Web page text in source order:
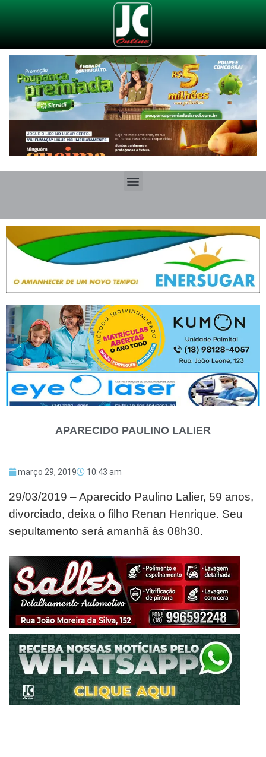
APARECIDO PAULINO LALIER
março 29, 2019 10:43 am
29/03/2019 – Aparecido Paulino Lalier, 59 anos,
divorciado, deixa o filho Renan Henrique. Seu
sepultamento será amanhã às 08h30.